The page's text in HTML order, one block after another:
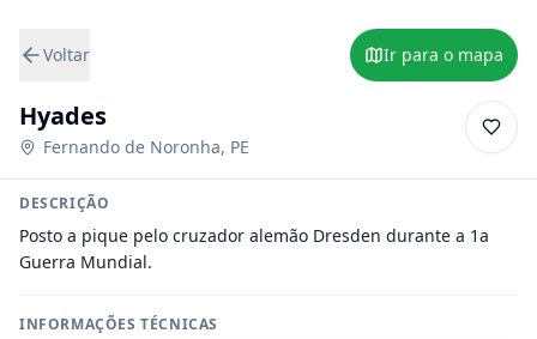
Voltar Ir para o mapa
Hyades
Fernando de Noronha, PE
DESCRIÇÃO
Posto a pique pelo cruzador alemão Dresden durante a 1a
Guerra Mundial.
INFORMAÇÕES TÉCNICAS